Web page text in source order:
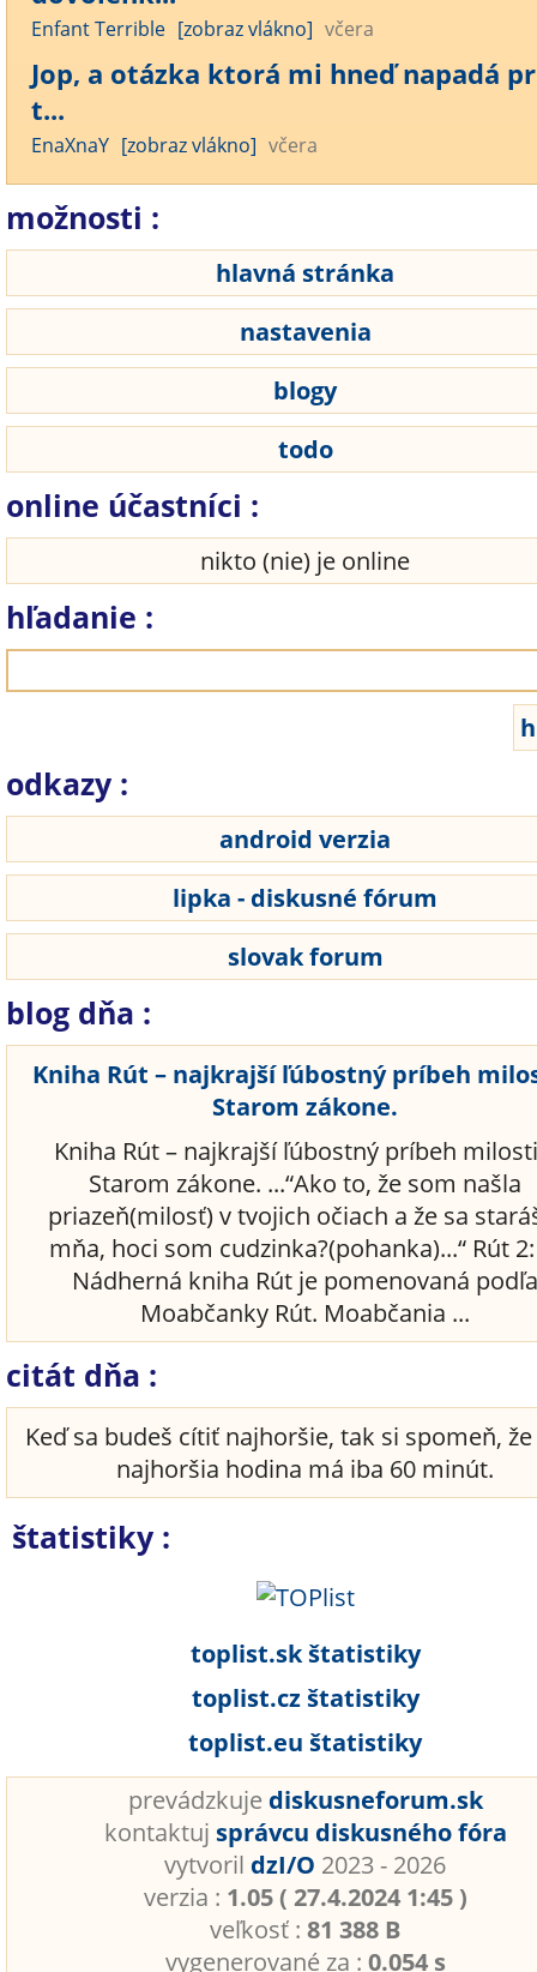
Enfant Terrible [zobraz vlákno] včera
Jop, a otázka ktorá mi hneď napadá
t...
EnaXnaY [zobraz vlákno] včera
možnosti :
hlavná stránka
nastavenia
blogy
todo
online účastníci :
nikto (nie) je online
hľadanie :
odkazy :
android verzia
lipka - diskusné fórum
slovak forum
blog dňa :
Kniha Rút – najkrajší ľúbostný príbeh
Starom zákone.
Kniha Rút – najkrajší ľúbostný príbeh
Starom zákone. ...“Ako to, že som našla
priazeň(milosť) v tvojich očiach a že sa
mňa, hoci som cudzinka?(pohanka)...“ Rút
Nádherná kniha Rút je pomenovaná
Moabčanky Rút. Moabčania ...
citát dňa :
Keď sa budeš cítiť najhoršie, tak si spomeň,
najhoršia hodina má iba 60 minút.
štatistiky :
toplist.sk štatistiky
toplist.cz štatistiky
toplist.eu štatistiky
prevádzkuje diskusneforum.sk
kontaktuj správcu diskusného fóra
vytvoril dzI/O 2023 - 2026
verzia : 1.05 ( 27.4.2024 1:45 )
veľkosť :81 388 B
vygenerované za : 0.054 s